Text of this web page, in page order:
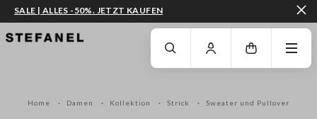
ZUM HAUPTINHALT SPRINGEN GEHEN SIE ZUM ENDE DER SEITE
SALE | ALLES -50%. JETZT KAUFEN
Home Damen Kollektion Strick Sweater und Pullover